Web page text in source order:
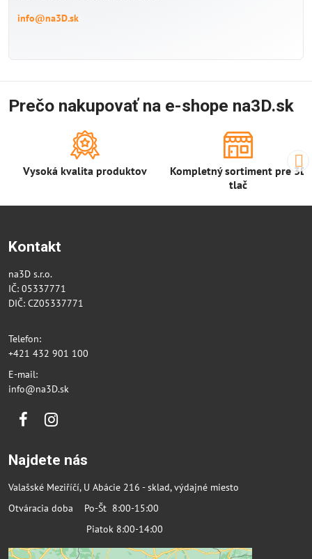
info@na3D.sk
Prečo nakupovať na e-shope na3D.sk
Vysoká kvalita produktov
Kompletný sortiment pre 3D
tlač
Kontakt
na3D s.r.o.
IČ: 05337771
DIČ: CZ05337771
Telefon:
+421 432 901 100
E-mail:
info@na3D.sk
FacebookInstagram
Najdete nás
Valašské Meziříčí, U Abácie 216 - sklad, výdajné miesto
Otváracia doba Po-Št 8:00-15:00
Piatok 8:00-14:00